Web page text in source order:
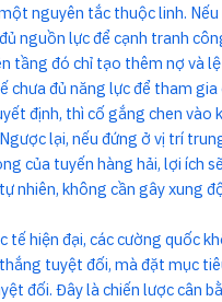
nguyên tắc thuộc linh.
nguồn lực để cạnh tranh
tầng đó chỉ tạo thêm nợ và
chưa đủ năng lực để tham gia
định, thì cố gắng chen vào
lại, nếu đứng ở vị trí
của tuyến hàng hải, lợi ích
nhiên, không cần gây xung
tế hiện đại, các cường quốc
tuyệt đối, mà đặt mục
đối. Đây là chiến lược cân